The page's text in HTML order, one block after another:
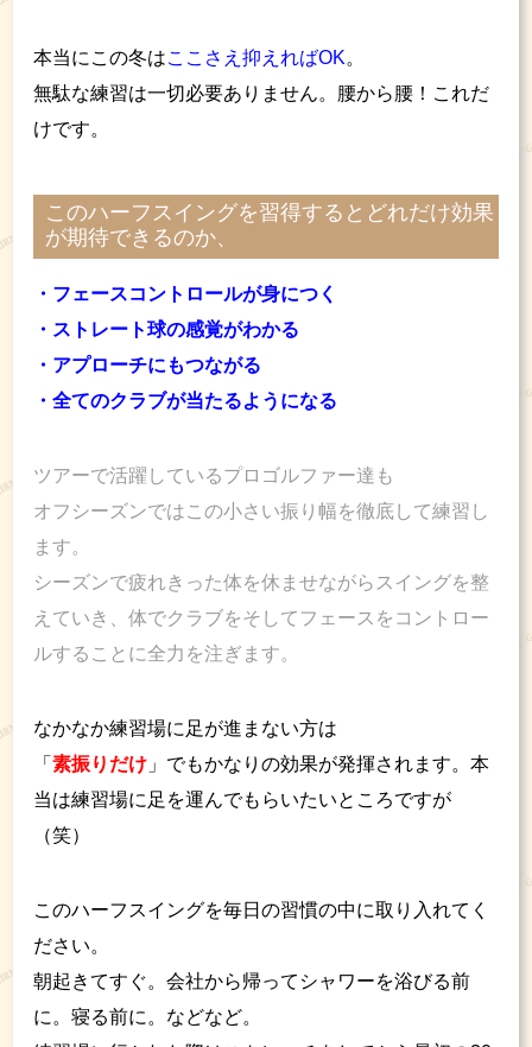
本当にこの冬はここさえ抑えればOK。
無駄な練習は一切必要ありません。腰から腰！これだ
けです。
このハーフスイングを習得するとどれだけ効果
が期待できるのか、
・フェースコントロールが身につく
・ストレート球の感覚がわかる
・アプローチにもつながる
・全てのクラブが当たるようになる
ツアーで活躍しているプロゴルファー達も
オフシーズンではこの小さい振り幅を徹底して練習し
ます。
シーズンで疲れきった体を休ませながらスイングを整
えていき、体でクラブをそしてフェースをコントロー
ルすることに全力を注ぎます。
なかなか練習場に足が進まない方は
「素振りだけ 」でもかなりの効果が発揮されます。本
当は練習場に足を運んでもらいたいところですが
（笑）
このハーフスイングを毎日の習慣の中に取り入れてく
ださい。
朝起きてすぐ。会社から帰ってシャワーを浴びる前
に。寝る前に。などなど。